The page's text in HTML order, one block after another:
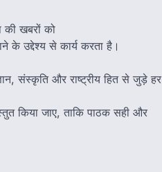
की खबरों को
उद्देश्य से कार्य करता है।
संस्कृति और राष्ट्रीय हित से जुड़े हर
किया जाए, ताकि पाठक सही और